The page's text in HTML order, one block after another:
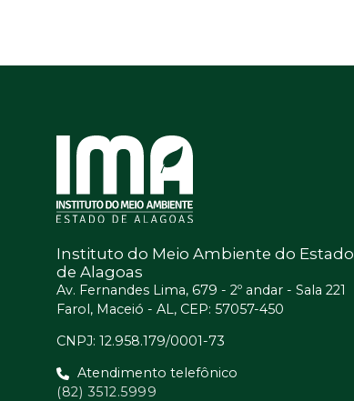
Instituto do Meio Ambiente do Estado
de Alagoas
Av. Fernandes Lima, 679 - 2º andar - Sala 221
Farol, Maceió - AL, CEP: 57057-450
CNPJ: 12.958.179/0001-73
Atendimento telefônico
(82) 3512.5999